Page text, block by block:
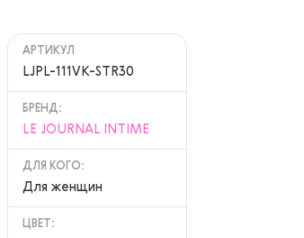
АРТИКУЛ
LJPL-111VK-STR30
БРЕНД:
LE JOURNAL INTIME
ДЛЯ КОГО:
Для женщин
ЦВЕТ: